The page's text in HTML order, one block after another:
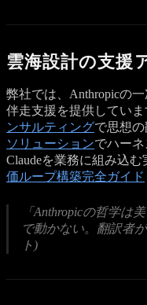
雲海設計の支援
弊社では、Anthropicの
伴走支援を提供してい
ンサルティングで思想
ソリューションでハーネ
Claudeを業務に組み込む
価ループ構築完全ガイド
「Anthropicの哲学は
で動かない。翻訳者
ト)